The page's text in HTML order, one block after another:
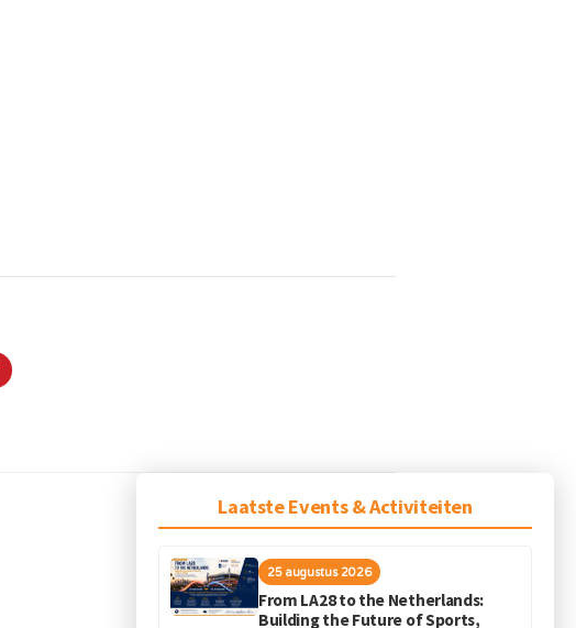
Laatste Events & Activiteiten
25 augustus 2026
From LA28 to the Netherlands:
Building the Future of Sports,